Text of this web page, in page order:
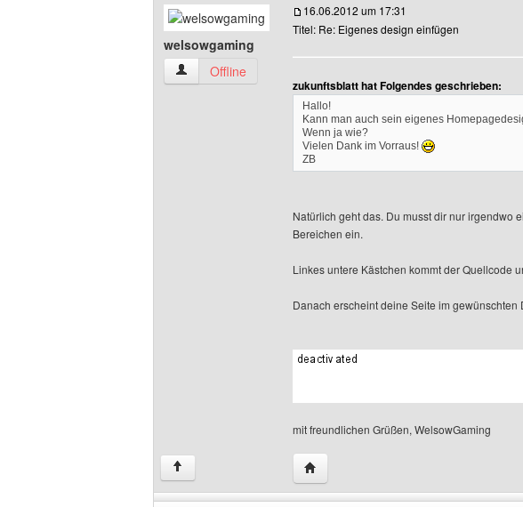
welsowgaming
welsowgaming Benutzer-Profile anzeigen
Offline
16.06.2012 um 17:31
Titel: Re: Eigenes design einfügen
zukunftsblatt hat Folgendes geschrieben:
Hallo!
Kann man auch sein eigenes
Wenn ja wie?
Vielen Dank im Vorraus!
ZB
Natürlich geht das. Du musst dir nur irgendwo
Bereichen ein.
Linkes untere Kästchen kommt der Quellcode
Danach erscheint deine Seite im gewünschten
mit freundlichen Grüßen, WelsowGaming
↑ Website dieses Benutzers besuchen: